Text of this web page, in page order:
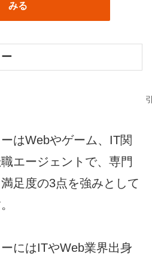
みる
はWebやゲーム、IT関
エージェントで、専門
足度の3点を強みとして
にはITやWeb業界出身